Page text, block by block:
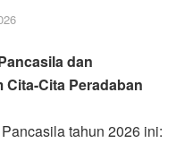
dan
Cita Peradaban
tahun 2026 ini: